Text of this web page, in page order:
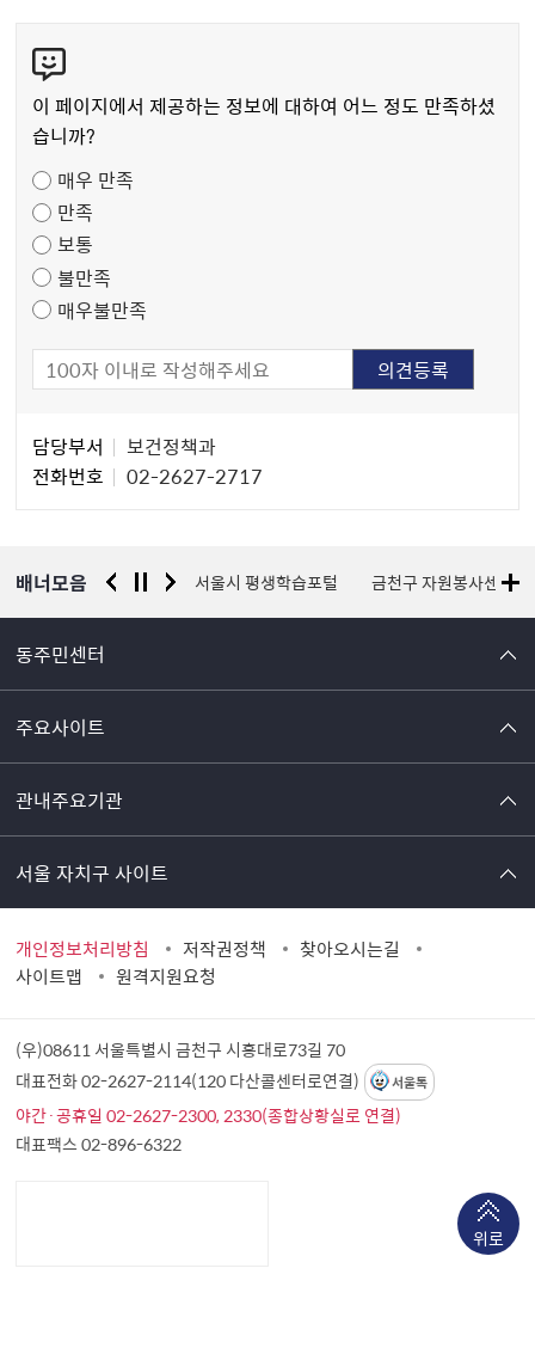
텐
츠
만
도
조
사
이 페이지에서 제공하는 정보에 대하여 어느 정도 만족하셨
습니까?
매우 만족
만족
보통
불만족
매우불만족
자
담당부서
보건정책과
전화번호
02-2627-2717
배너모음
경찰청 유실물 통합포털 서울시 평생학습포털 금천구 자원봉사센터
동주민센터
주요사이트
관내주요기관
서울 자치구 사이트
개인정보처리방침 저작권정책
찾아오시는길
사이트맵
원격지원요청
위로
(우)08611 서울특별시 금천구 시흥대로73길 70
대표전화 02-2627-2114(120 다산콜센터로연결)
서울톡
야간·공휴일 02-2627-2300, 2330(종합상황실로 연결)
대표팩스 02-896-6322